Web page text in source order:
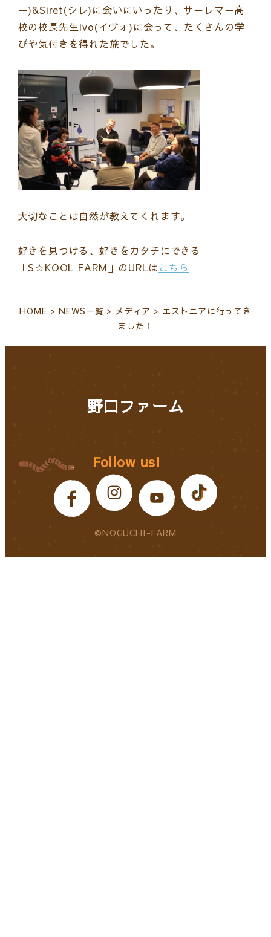
ー)&Siret(シレ)に会いにいったり、サーレマー高
校の校長先生Ivo(イヴォ)に会って、たくさんの学
びや気付きを得れた旅でした。
大切なことは自然が教えてくれます。
好きを見つける、好きをカタチにできる
「S☆KOOL FARM」のURLは こちら
HOME > NEWS一覧 > メディア > エストニアに行ってき
ました！
野口ファーム
Follow us!
©NOGUCHI-FARM